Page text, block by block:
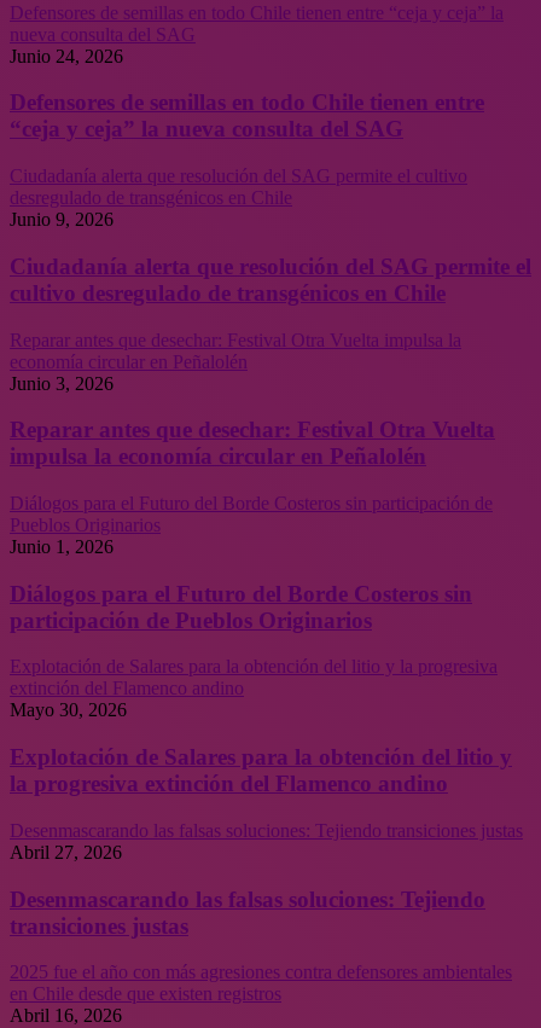
Defensores de semillas en todo Chile tienen entre “ceja y ceja” la
nueva consulta del SAG
Junio 24, 2026
Defensores de semillas en todo Chile tienen entre
“ceja y ceja” la nueva consulta del SAG
Ciudadanía alerta que resolución del SAG permite el cultivo
desregulado de transgénicos en Chile
Junio 9, 2026
Ciudadanía alerta que resolución del SAG permite el
cultivo desregulado de transgénicos en Chile
Reparar antes que desechar: Festival Otra Vuelta impulsa la
economía circular en Peñalolén
Junio 3, 2026
Reparar antes que desechar: Festival Otra Vuelta
impulsa la economía circular en Peñalolén
Diálogos para el Futuro del Borde Costeros sin participación de
Pueblos Originarios
Junio 1, 2026
Diálogos para el Futuro del Borde Costeros sin
participación de Pueblos Originarios
Explotación de Salares para la obtención del litio y la progresiva
extinción del Flamenco andino
Mayo 30, 2026
Explotación de Salares para la obtención del litio y
la progresiva extinción del Flamenco andino
Desenmascarando las falsas soluciones: Tejiendo transiciones justas
Abril 27, 2026
Desenmascarando las falsas soluciones: Tejiendo
transiciones justas
2025 fue el año con más agresiones contra defensores ambientales
en Chile desde que existen registros
Abril 16, 2026